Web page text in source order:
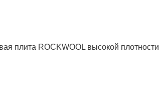
ROCKWOOL высокой плотности